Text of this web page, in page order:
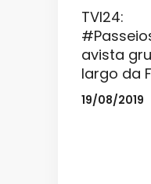
TVI24:
avista
largo da
19/08/2019